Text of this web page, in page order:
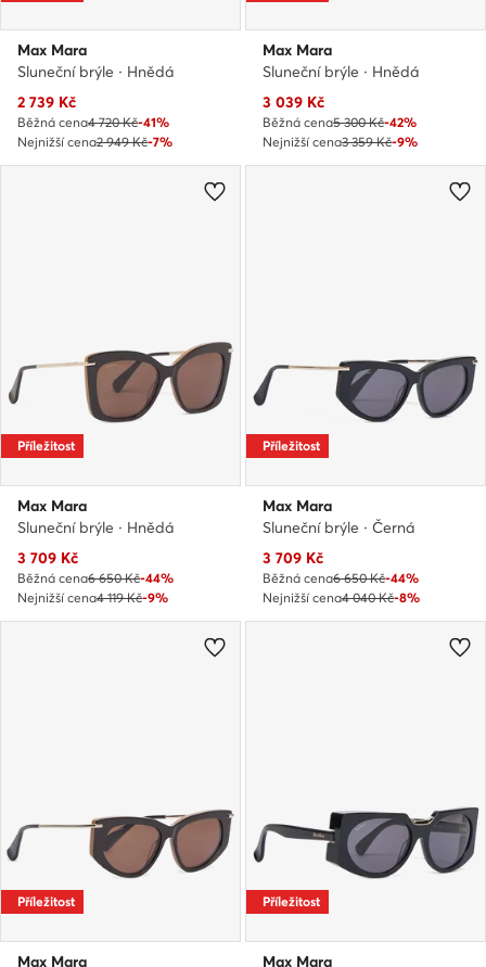
Max Mara
Sluneční brýle · Hnědá
Aktuální cena
2 739 Kč
Běžná cena4 720 Kč-41%
Nejnižší cena2 949 Kč-7%
Max Mara
Sluneční brýle · Hnědá
Aktuální cena
3 039 Kč
Běžná cena5 300 Kč-42%
Nejnižší cena3 359 Kč-9%
Příležitost
Max Mara
Sluneční brýle · Hnědá
Aktuální cena
3 709 Kč
Běžná cena6 650 Kč-44%
Nejnižší cena4 119 Kč-9%
Příležitost
Max Mara
Sluneční brýle · Černá
Aktuální cena
3 709 Kč
Běžná cena6 650 Kč-44%
Nejnižší cena4 040 Kč-8%
Příležitost
Max Mara
Příležitost
Max Mara